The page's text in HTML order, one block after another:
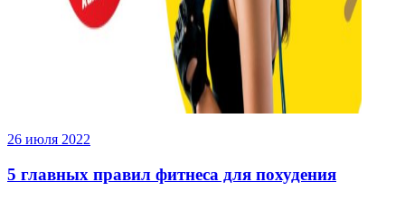
26 июля 2022
5 главных правил фитнеса для похудения